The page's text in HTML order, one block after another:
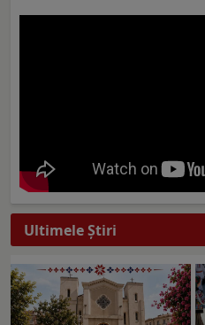
Ultimele Ştiri